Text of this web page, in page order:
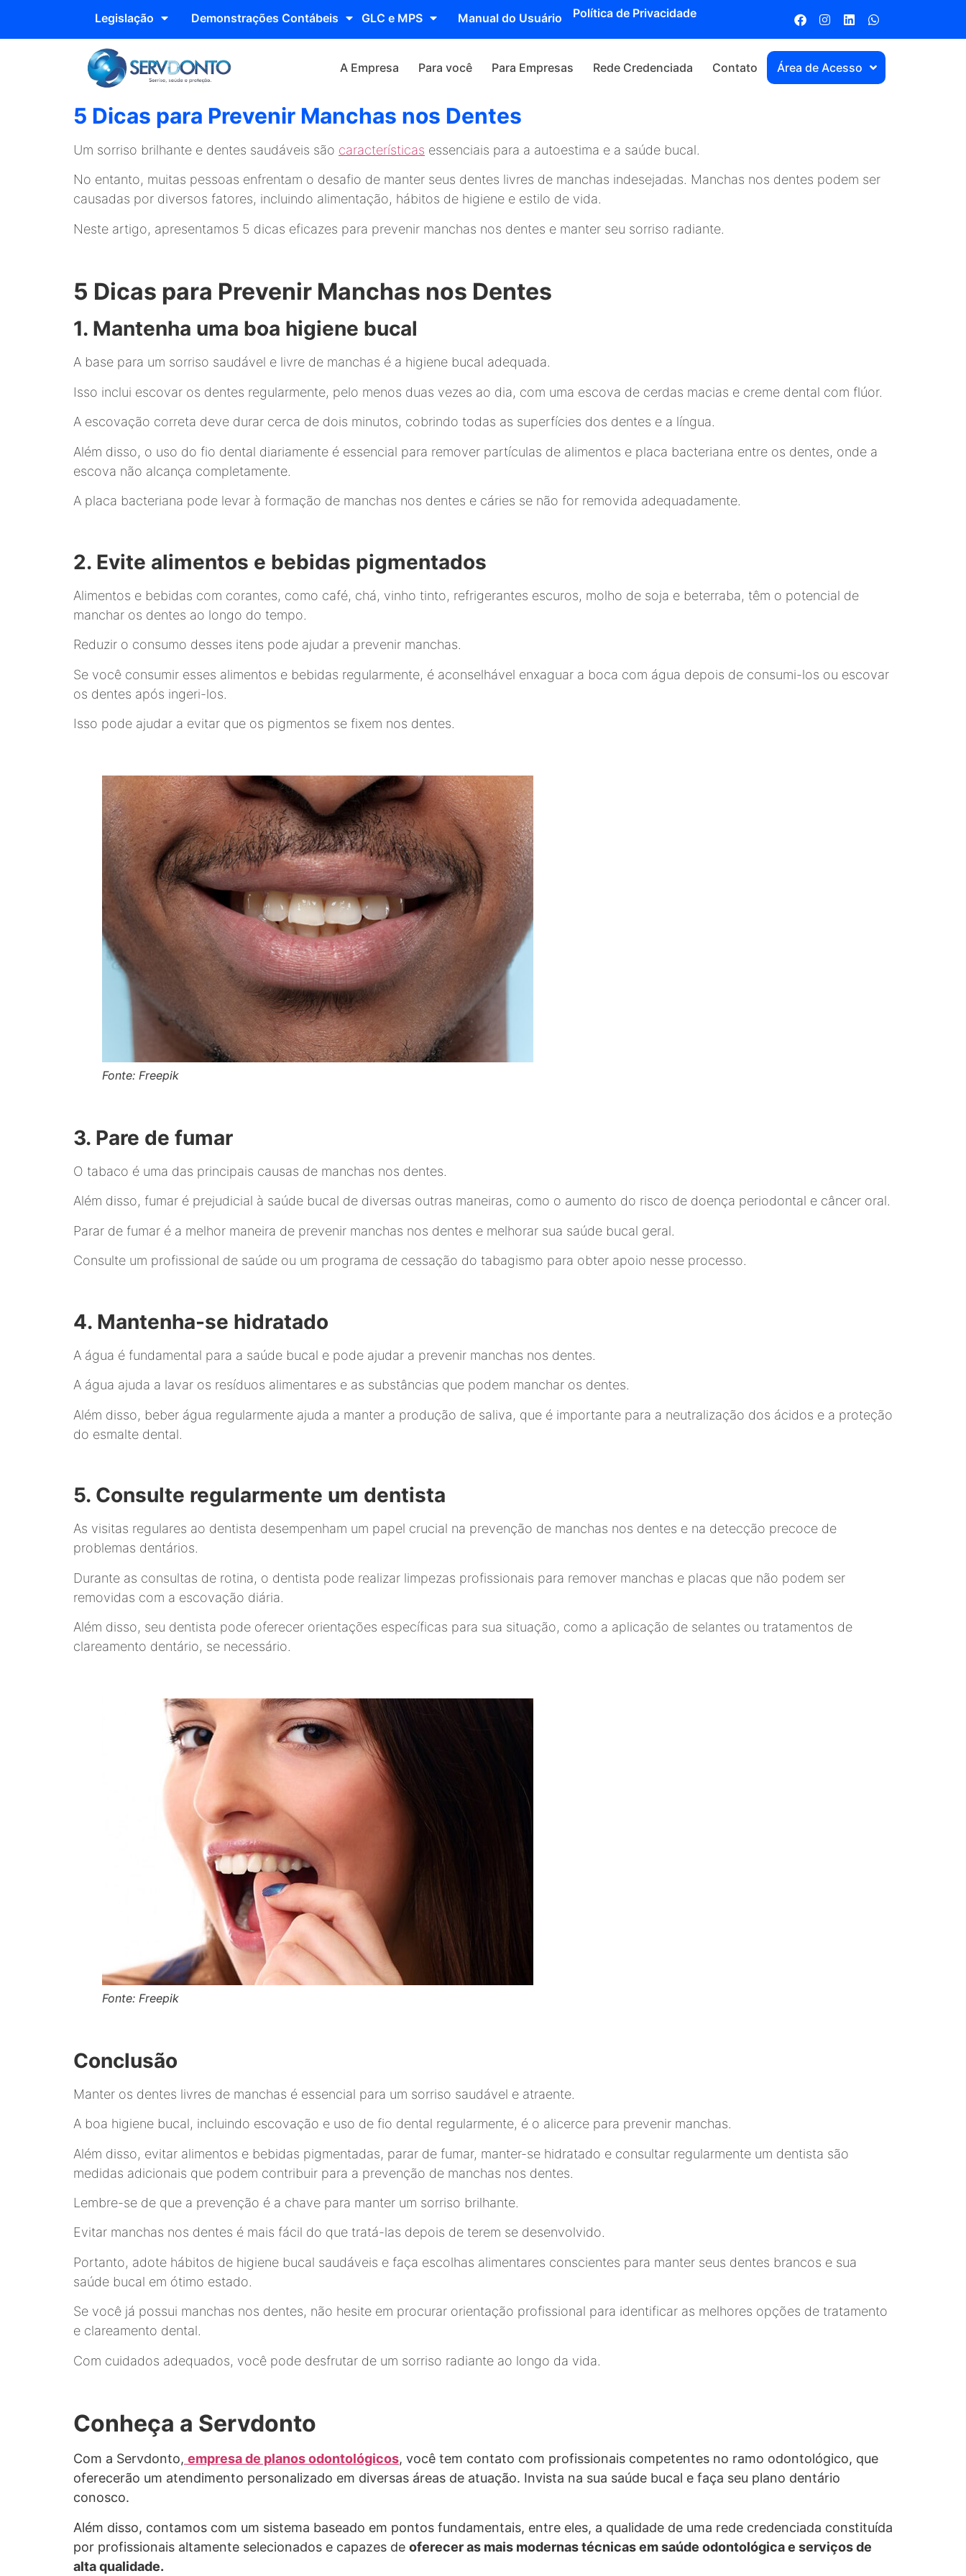
Legislação Demonstrações Contábeis GLC e MPS Manual do Usuário Política de Privacidade
A Empresa Para você Para Empresas Rede Credenciada Contato Área de Acesso
5 Dicas para Prevenir Manchas nos Dentes
Um sorriso brilhante e dentes saudáveis são características essenciais para a autoestima e a saúde bucal.
No entanto, muitas pessoas enfrentam o desafio de manter seus dentes livres de manchas indesejadas. Manchas nos dentes podem ser
causadas por diversos fatores, incluindo alimentação, hábitos de higiene e estilo de vida.
Neste artigo, apresentamos 5 dicas eficazes para prevenir manchas nos dentes e manter seu sorriso radiante.
5 Dicas para Prevenir Manchas nos Dentes
1. Mantenha uma boa higiene bucal
A base para um sorriso saudável e livre de manchas é a higiene bucal adequada.
Isso inclui escovar os dentes regularmente, pelo menos duas vezes ao dia, com uma escova de cerdas macias e creme dental com flúor.
A escovação correta deve durar cerca de dois minutos, cobrindo todas as superfícies dos dentes e a língua.
Além disso, o uso do fio dental diariamente é essencial para remover partículas de alimentos e placa bacteriana entre os dentes, onde a
escova não alcança completamente.
A placa bacteriana pode levar à formação de manchas nos dentes e cáries se não for removida adequadamente.
2. Evite alimentos e bebidas pigmentados
Alimentos e bebidas com corantes, como café, chá, vinho tinto, refrigerantes escuros, molho de soja e beterraba, têm o potencial de
manchar os dentes ao longo do tempo.
Reduzir o consumo desses itens pode ajudar a prevenir manchas.
Se você consumir esses alimentos e bebidas regularmente, é aconselhável enxaguar a boca com água depois de consumi-los ou escovar
os dentes após ingeri-los.
Isso pode ajudar a evitar que os pigmentos se fixem nos dentes.
Fonte: Freepik
3. Pare de fumar
O tabaco é uma das principais causas de manchas nos dentes.
Além disso, fumar é prejudicial à saúde bucal de diversas outras maneiras, como o aumento do risco de doença periodontal e câncer oral.
Parar de fumar é a melhor maneira de prevenir manchas nos dentes e melhorar sua saúde bucal geral.
Consulte um profissional de saúde ou um programa de cessação do tabagismo para obter apoio nesse processo.
4. Mantenha-se hidratado
A água é fundamental para a saúde bucal e pode ajudar a prevenir manchas nos dentes.
A água ajuda a lavar os resíduos alimentares e as substâncias que podem manchar os dentes.
Além disso, beber água regularmente ajuda a manter a produção de saliva, que é importante para a neutralização dos ácidos e a proteção
do esmalte dental.
5. Consulte regularmente um dentista
As visitas regulares ao dentista desempenham um papel crucial na prevenção de manchas nos dentes e na detecção precoce de
problemas dentários.
Durante as consultas de rotina, o dentista pode realizar limpezas profissionais para remover manchas e placas que não podem ser
removidas com a escovação diária.
Além disso, seu dentista pode oferecer orientações específicas para sua situação, como a aplicação de selantes ou tratamentos de
clareamento dentário, se necessário.
Fonte: Freepik
Conclusão
Manter os dentes livres de manchas é essencial para um sorriso saudável e atraente.
A boa higiene bucal, incluindo escovação e uso de fio dental regularmente, é o alicerce para prevenir manchas.
Além disso, evitar alimentos e bebidas pigmentadas, parar de fumar, manter-se hidratado e consultar regularmente um dentista são
medidas adicionais que podem contribuir para a prevenção de manchas nos dentes.
Lembre-se de que a prevenção é a chave para manter um sorriso brilhante.
Evitar manchas nos dentes é mais fácil do que tratá-las depois de terem se desenvolvido.
Portanto, adote hábitos de higiene bucal saudáveis e faça escolhas alimentares conscientes para manter seus dentes brancos e sua
saúde bucal em ótimo estado.
Se você já possui manchas nos dentes, não hesite em procurar orientação profissional para identificar as melhores opções de tratamento
e clareamento dental.
Com cuidados adequados, você pode desfrutar de um sorriso radiante ao longo da vida.
Conheça a Servdonto
Com a Servdonto, empresa de planos odontológicos, você tem contato com profissionais competentes no ramo odontológico, que
oferecerão um atendimento personalizado em diversas áreas de atuação. Invista na sua saúde bucal e faça seu plano dentário
conosco.
Além disso, contamos com um sistema baseado em pontos fundamentais, entre eles, a qualidade de uma rede credenciada constituída
por profissionais altamente selecionados e capazes de oferecer as mais modernas técnicas em saúde odontológica e serviços de
alta qualidade.